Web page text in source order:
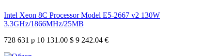
Intel Xeon 8C Processor Model E5-2667 v2 130W
3.3GHz/1866MHz/25MB
728 631 р 10 131.00 $ 9 242.04 €